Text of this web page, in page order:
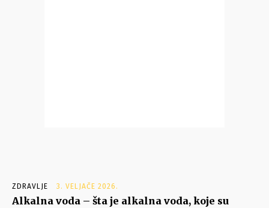
ZDRAVLJE 3. VELJAČE 2026.
Alkalna voda – šta je alkalna voda, koje su